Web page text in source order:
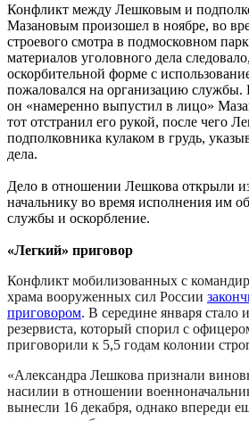
Конфликт между Лешковым и
Мазановым произошел в ноябре, во
строевого смотра в подмосковном
материалов уголовного дела
оскорбительной форме с
пожаловался на организацию службы.
он «намеренно выпустил в лицо»
тот отстранил его рукой, после чего
подполковника кулаком в грудь,
дела.
Дело в отношении Лешкова открыли
начальнику во время исполнения им
службы и оскорбление.
«Легкий» приговор
Конфликт мобилизованных с
храма вооруженных сил России
приговором. В середине января стало
резервиста, который спорил с
приговорили к 5,5 годам колонии
«Александра Лешкова признали
насилии в отношении
вынесли 16 декабря, однако впереди